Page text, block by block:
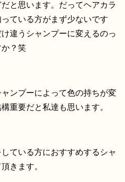
と思います。だってヘアカラ
ている方がまず少ないです
違うシャンプーに変えるのっ
？笑
ンプーによって色の持ちが変
重要だと私達も思います。
ている方におすすめするシャ
きます。